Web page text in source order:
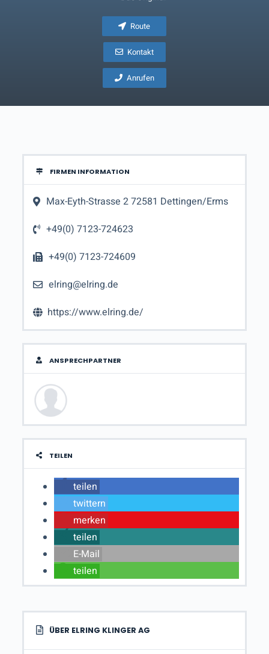
Route
Kontakt
Anrufen
FIRMEN INFORMATION
Max-Eyth-Strasse 2 72581 Dettingen/Erms
+49(0) 7123-724623
+49(0) 7123-724609
elring@elring.de
https://www.elring.de/
ANSPRECHPARTNER
TEILEN
teilen
twittern
merken
teilen
E-Mail
teilen
ÜBER ELRING KLINGER AG